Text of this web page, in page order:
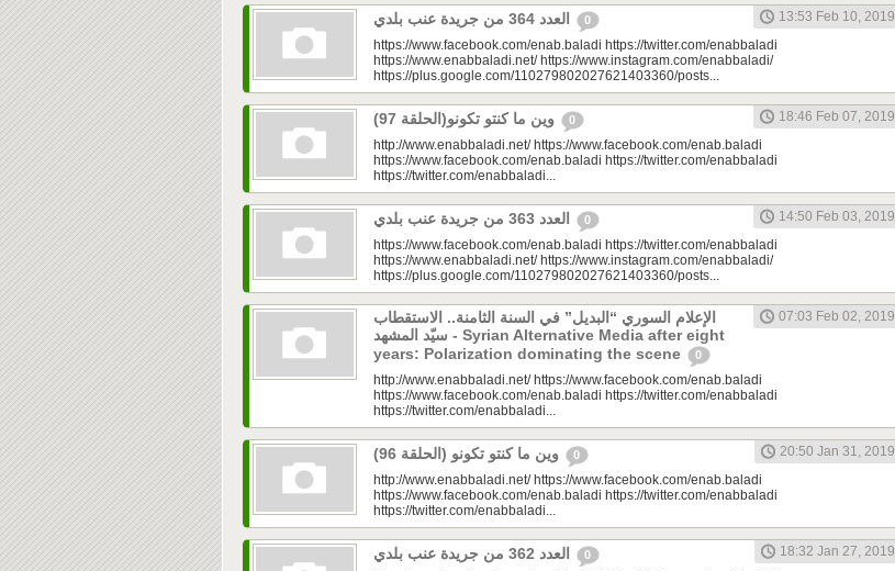
0
13:53 Feb 10, 2019
https://www.facebook.com/enab.baladi https://twitter.com/enabbaladi
https://www.enabbaladi.net/ https://www.instagram.com/enabbaladi/
https://plus.google.com/110279802027621403360/posts...
0
18:46 Feb 07, 2019
http://www.enabbaladi.net/ https://www.facebook.com/enab.baladi
https://www.facebook.com/enab.baladi https://twitter.com/enabbaladi
https://twitter.com/enabbaladi...
0
14:50 Feb 03, 2019
https://www.facebook.com/enab.baladi https://twitter.com/enabbaladi
https://www.enabbaladi.net/ https://www.instagram.com/enabbaladi/
https://plus.google.com/110279802027621403360/posts...
الإعلام السوري “البديل” في السنة الثامنة.. الاستقطاب
سيّد المشهد - Syrian Alternative Media after eight
years: Polarization dominating the scene
0
07:03 Feb 02, 2019
http://www.enabbaladi.net/ https://www.facebook.com/enab.baladi
https://www.facebook.com/enab.baladi https://twitter.com/enabbaladi
https://twitter.com/enabbaladi...
0
20:50 Jan 31, 2019
http://www.enabbaladi.net/ https://www.facebook.com/enab.baladi
https://www.facebook.com/enab.baladi https://twitter.com/enabbaladi
https://twitter.com/enabbaladi...
0
18:32 Jan 27, 2019